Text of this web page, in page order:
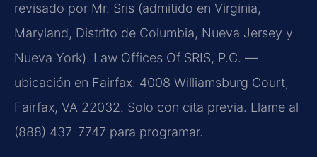
revisado por Mr. Sris (admitido en Virginia,
Maryland, Distrito de Columbia, Nueva Jersey y
Nueva York). Law Offices Of SRIS, P.C. —
ubicación en Fairfax: 4008 Williamsburg Court,
Fairfax, VA 22032. Solo con cita previa. Llame al
(888) 437-7747 para programar.